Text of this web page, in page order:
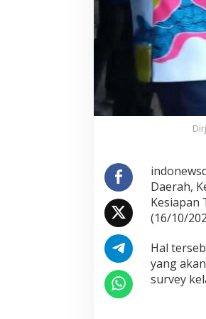
Daerah,
Kesiapan
(16/10/
Hal
yang
survey